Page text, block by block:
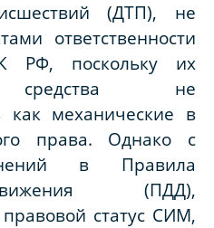
(ДТП), не
ответственности
РФ, поскольку их
средства не
как механические в
права. Однако с
в Правила
(ПДД),
статус СИМ,